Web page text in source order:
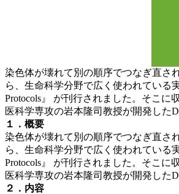
染色体が壊れて別の順序でつなぎ直さ
ら、生命科学分野で広く使われている
Protocols』 が刊行されました。そこ
医科学専攻の岩本隆司教授が開発した
１．概要
染色体が壊れて別の順序でつなぎ直さ
ら、生命科学分野で広く使われている
Protocols』 が刊行されました。そこ
医科学専攻の岩本隆司教授が開発した
２．内容